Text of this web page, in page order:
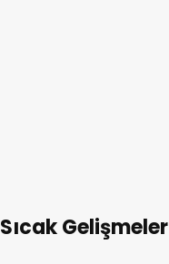
Sıcak Gelişmeler